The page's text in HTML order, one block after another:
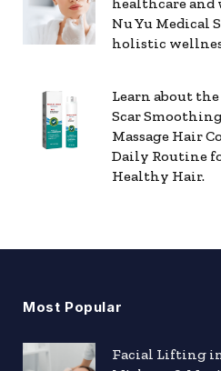
Nu Yu Medical
holistic
Learn about
Scar
Massage Hair
Daily Routine
Healthy Hair.
Most Popular
Facial Lifting